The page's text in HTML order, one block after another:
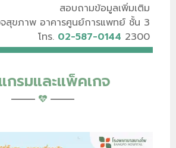
สอบถามข้อมูลเพิ่มเติม
สุขภาพ อาคารศูนย์การแพทย์ ชั้น 3
โทร. 02-587-0144 2300
กรมและแพ็คเกจ